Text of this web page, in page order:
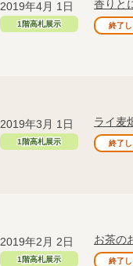
2019年4月 1日
1階高札展示
香りと
終了
2019年3月 1日
1階高札展示
ライ麦
終了
2019年2月 2日
1階高札展示
お茶の
終了